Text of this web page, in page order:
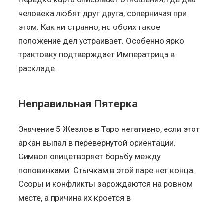
человека любят друг друга, соперничая при
этом. Как ни странно, но обоих такое
положение дел устраивает. Особенно ярко
трактовку подтверждает Императрица в
раскладе.
Неправильная Пятерка
Значение 5 Жезлов в Таро негативно, если этот
аркан выпал в перевернутой ориентации.
Символ олицетворяет борьбу между
половинками. Стычкам в этой паре нет конца.
Ссоры и конфликты зарождаются на ровном
месте, а причина их кроется в